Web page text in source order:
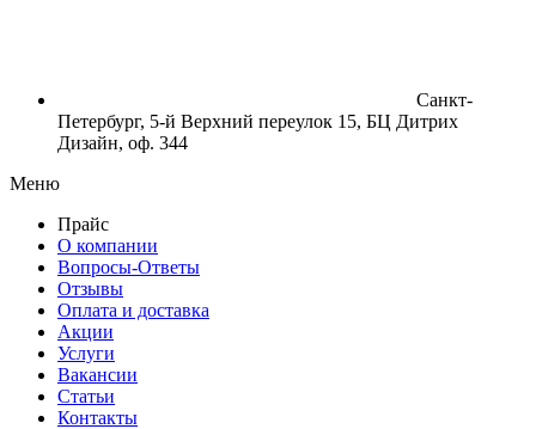
Санкт-
Петербург, 5-й Верхний переулок 15, БЦ Дитрих
Дизайн, оф. 344
Меню
Прайс
О компании
Вопросы-Ответы
Отзывы
Оплата и доставка
Акции
Услуги
Вакансии
Статьи
Контакты